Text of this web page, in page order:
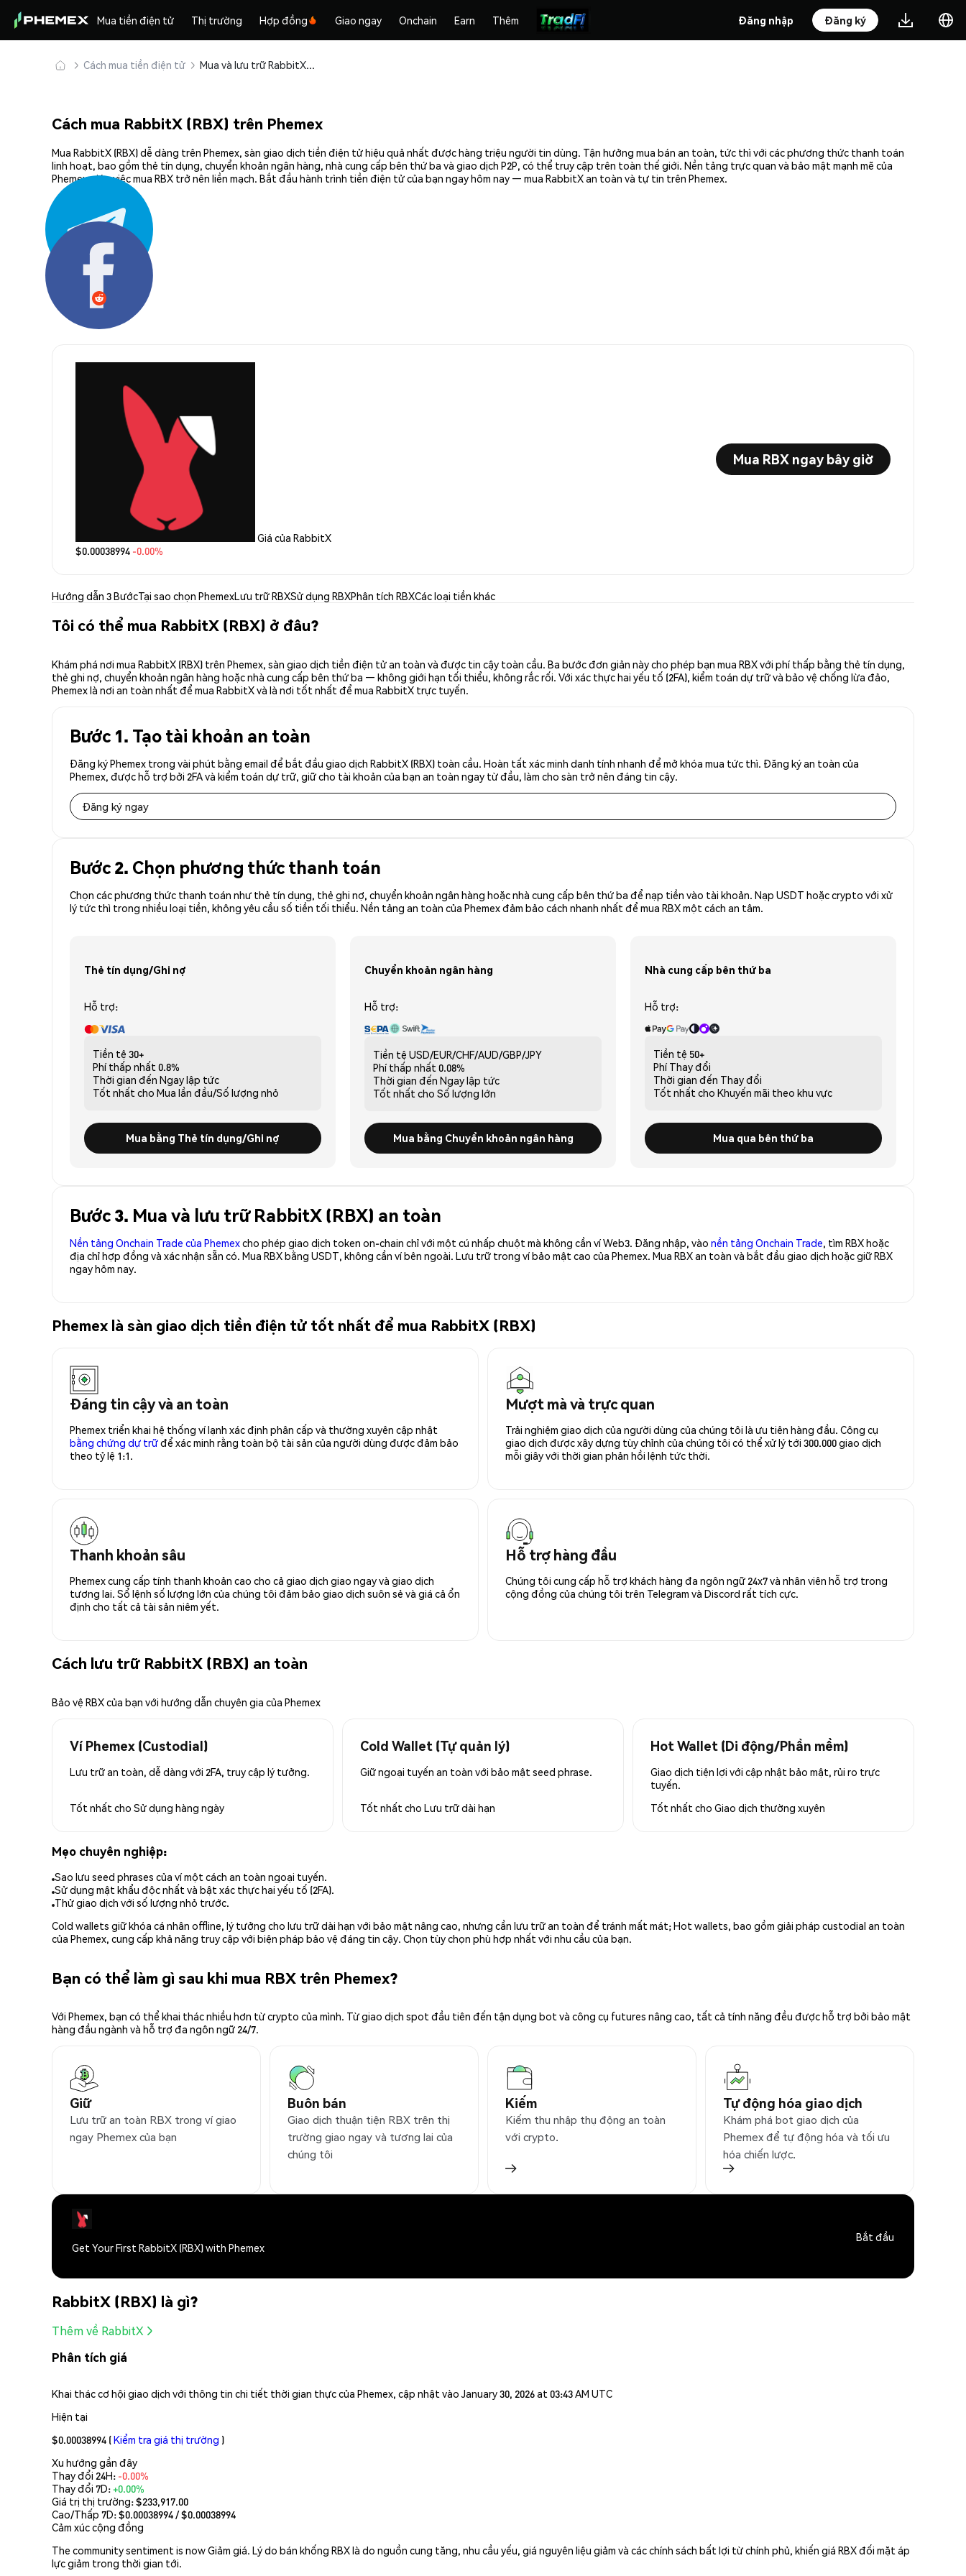
Mua tiền điện tử Thị trường Hợp đồng Giao ngay Onchain Earn Thêm Đăng nhập Đăng ký
Cách mua tiền điện tử Mua và lưu trữ RabbitX (RBX) an toàn
Cách mua RabbitX (RBX) trên Phemex
Mua RabbitX (RBX) dễ dàng trên Phemex, sàn giao dịch tiền điện tử hiệu quả nhất được hàng triệu người tin dùng. Tận hưởng mua bán an toàn, tức thì với các phương thức thanh toán
linh hoạt, bao gồm thẻ tín dụng, chuyển khoản ngân hàng, nhà cung cấp bên thứ ba và giao dịch P2P, có thể truy cập trên toàn thế giới. Nền tảng trực quan và bảo mật mạnh mẽ của
Phemex giúp việc mua RBX trở nên liền mạch. Bắt đầu hành trình tiền điện tử của bạn ngay hôm nay — mua RabbitX an toàn và tự tin trên Phemex.
Chia sẻ:
Giá của RabbitX
$0.00038994 -0.00%
Mua RBX ngay bây giờ
Hướng dẫn 3 BướcTại sao chọn PhemexLưu trữ RBXSử dụng RBXPhân tích RBXCác loại tiền khác
Tôi có thể mua RabbitX (RBX) ở đâu?
Khám phá nơi mua RabbitX (RBX) trên Phemex, sàn giao dịch tiền điện tử an toàn và được tin cậy toàn cầu. Ba bước đơn giản này cho phép bạn mua RBX với phí thấp bằng thẻ tín dụng,
thẻ ghi nợ, chuyển khoản ngân hàng hoặc nhà cung cấp bên thứ ba — không giới hạn tối thiểu, không rắc rối. Với xác thực hai yếu tố (2FA), kiểm toán dự trữ và bảo vệ chống lừa đảo,
Phemex là nơi an toàn nhất để mua RabbitX và là nơi tốt nhất để mua RabbitX trực tuyến.
Bước 1. Tạo tài khoản an toàn
Đăng ký Phemex trong vài phút bằng email để bắt đầu giao dịch RabbitX (RBX) toàn cầu. Hoàn tất xác minh danh tính nhanh để mở khóa mua tức thì. Đăng ký an toàn của
Phemex, được hỗ trợ bởi 2FA và kiểm toán dự trữ, giữ cho tài khoản của bạn an toàn ngay từ đầu, làm cho sàn trở nên đáng tin cậy.
Đăng ký ngay
Bước 2. Chọn phương thức thanh toán
Chọn các phương thức thanh toán như thẻ tín dụng, thẻ ghi nợ, chuyển khoản ngân hàng hoặc nhà cung cấp bên thứ ba để nạp tiền vào tài khoản. Nạp USDT hoặc crypto với xử
lý tức thì trong nhiều loại tiền, không yêu cầu số tiền tối thiểu. Nền tảng an toàn của Phemex đảm bảo cách nhanh nhất để mua RBX một cách an tâm.
Thẻ tín dụng/Ghi nợ
Hỗ trợ:
Tiền tệ 30+
Phí thấp nhất 0.8%
Thời gian đến Ngay lập tức
Tốt nhất cho Mua lần đầu/Số lượng nhỏ
Mua bằng Thẻ tín dụng/Ghi nợ
Chuyển khoản ngân hàng
Hỗ trợ:
Tiền tệ USD/EUR/CHF/AUD/GBP/JPY
Phí thấp nhất 0.08%
Thời gian đến Ngay lập tức
Tốt nhất cho Số lượng lớn
Mua bằng Chuyển khoản ngân hàng
Nhà cung cấp bên thứ ba
Hỗ trợ:
Tiền tệ 50+
Phí Thay đổi
Thời gian đến Thay đổi
Tốt nhất cho Khuyến mãi theo khu vực
Mua qua bên thứ ba
Bước 3. Mua và lưu trữ RabbitX (RBX) an toàn
Nền tảng Onchain Trade của Phemexcho phép giao dịch token on-chain chỉ với một cú nhấp chuột mà không cần ví Web3. Đăng nhập, vào nền tảng Onchain Trade, tìm RBX hoặc
địa chỉ hợp đồng và xác nhận sẵn có. Mua RBX bằng USDT, không cần ví bên ngoài. Lưu trữ trong ví bảo mật cao của Phemex. Mua RBX an toàn và bắt đầu giao dịch hoặc giữ RBX
ngay hôm nay.
Phemex là sàn giao dịch tiền điện tử tốt nhất để mua RabbitX (RBX)
Đáng tin cậy và an toàn
Phemex triển khai hệ thống ví lạnh xác định phân cấp và thường xuyên cập nhật
bằng chứng dự trữđể xác minh rằng toàn bộ tài sản của người dùng được đảm bảo
theo tỷ lệ 1:1.
Mượt mà và trực quan
Trải nghiệm giao dịch của người dùng của chúng tôi là ưu tiên hàng đầu. Công cụ
giao dịch được xây dựng tùy chỉnh của chúng tôi có thể xử lý tới 300.000 giao dịch
mỗi giây với thời gian phản hồi lệnh tức thời.
Thanh khoản sâu
Phemex cung cấp tính thanh khoản cao cho cả giao dịch giao ngay và giao dịch
tương lai. Sổ lệnh số lượng lớn của chúng tôi đảm bảo giao dịch suôn sẻ và giá cả ổn
định cho tất cả tài sản niêm yết.
Hỗ trợ hàng đầu
Chúng tôi cung cấp hỗ trợ khách hàng đa ngôn ngữ 24x7 và nhân viên hỗ trợ trong
cộng đồng của chúng tôi trên Telegram và Discord rất tích cực.
Cách lưu trữ RabbitX (RBX) an toàn
Bảo vệ RBX của bạn với hướng dẫn chuyên gia của Phemex
Ví Phemex (Custodial)
Lưu trữ an toàn, dễ dàng với 2FA, truy cập lý tưởng.
Tốt nhất cho Sử dụng hàng ngày
Cold Wallet (Tự quản lý)
Giữ ngoại tuyến an toàn với bảo mật seed phrase.
Tốt nhất cho Lưu trữ dài hạn
Hot Wallet (Di động/Phần mềm)
Giao dịch tiện lợi với cập nhật bảo mật, rủi ro trực
tuyến.
Tốt nhất cho Giao dịch thường xuyên
Mẹo chuyên nghiệp:
Sao lưu seed phrases của ví một cách an toàn ngoại tuyến.
Sử dụng mật khẩu độc nhất và bật xác thực hai yếu tố (2FA).
Thử giao dịch với số lượng nhỏ trước.
Cold wallets giữ khóa cá nhân offline, lý tưởng cho lưu trữ dài hạn với bảo mật nâng cao, nhưng cần lưu trữ an toàn để tránh mất mát; Hot wallets, bao gồm giải pháp custodial an toàn
của Phemex, cung cấp khả năng truy cập với biện pháp bảo vệ đáng tin cậy. Chọn tùy chọn phù hợp nhất với nhu cầu của bạn.
Bạn có thể làm gì sau khi mua RBX trên Phemex?
Với Phemex, bạn có thể khai thác nhiều hơn từ crypto của mình. Từ giao dịch spot đầu tiên đến tận dụng bot và công cụ futures nâng cao, tất cả tính năng đều được hỗ trợ bởi bảo mật
hàng đầu ngành và hỗ trợ đa ngôn ngữ 24/7.
Giữ
Lưu trữ an toàn RBX trong ví giao
ngay Phemex của bạn
Buôn bán
Giao dịch thuận tiện RBX trên thị
trường giao ngay và tương lai của
chúng tôi
Kiếm
Kiếm thu nhập thụ động an toàn
với crypto.
Tự động hóa giao dịch
Khám phá bot giao dịch của
Phemex để tự động hóa và tối ưu
hóa chiến lược.
Get Your First RabbitX (RBX) with Phemex
Bắt đầu
RabbitX (RBX) là gì?
Thêm về RabbitX
Phân tích giá
Khai thác cơ hội giao dịch với thông tin chi tiết thời gian thực của Phemex, cập nhật vào January 30, 2026 at 03:43 AM UTC
Hiện tại
$0.00038994 (Kiểm tra giá thị trường )
Xu hướng gần đây
Thay đổi 24H: -0.00%
Thay đổi 7D:+0.00%
Giá trị thị trường:$233,917.00
Cao/Thấp 7D: $0.00038994/ $0.00038994
Cảm xúc cộng đồng
The community sentiment is now Giảm giá. Lý do bán khống RBX là do nguồn cung tăng, nhu cầu yếu, giá nguyên liệu giảm và các chính sách bất lợi từ chính phủ, khiến giá RBX đối mặt áp
lực giảm trong thời gian tới.